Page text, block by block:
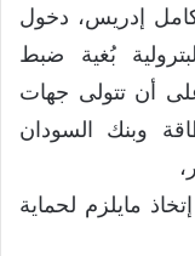
كامل إدريس، دخول
بُغية ضبط
أن تتولى جهات
وبنك السودان
مايلزم لحماية